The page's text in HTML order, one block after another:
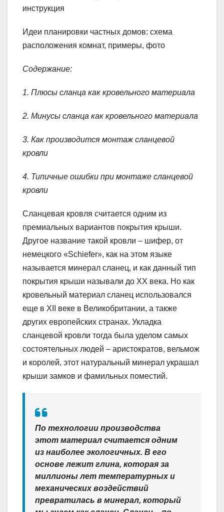
инструкция
Идеи планировки частных домов: схема
расположения комнат, примеры, фото
Содержание:
1. Плюсы сланца как кровельного материала
2. Минусы сланца как кровельного материала
3. Как производится монтаж сланцевой
кровли
4. Типичные ошибки при монтаже сланцевой
кровли
Сланцевая кровля считается одним из
премиальных вариантов покрытия крыши.
Другое название такой кровли – шифер, от
немецкого «Schiefer», как на этом языке
называется минерал сланец, и как данный тип
покрытия крыши называли до ХХ века. Но как
кровельный материал сланец использовался
еще в XII веке в Великобритании, а также
других европейских странах. Укладка
сланцевой кровли тогда была уделом самых
состоятельных людей – аристократов, вельмож
и королей, этот натуральный минерал украшал
крыши замков и фамильных поместий.
По технологии производства
этот материал считается одним
из наиболее экологичных. В его
основе лежит глина, которая за
миллионы лет температурных и
механических воздействий
превратилась в минерал, который